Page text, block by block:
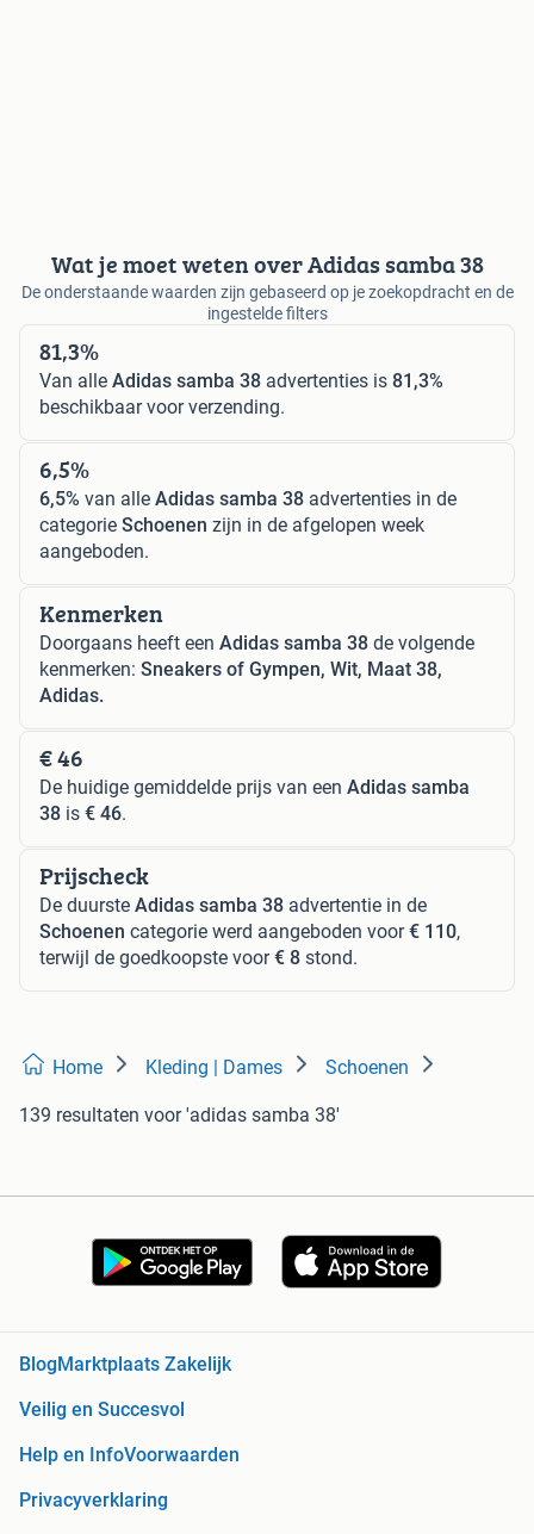
Wat je moet weten over Adidas samba 38
De onderstaande waarden zijn gebaseerd op je zoekopdracht en de
ingestelde filters
81,3%
Van alle Adidas samba 38 advertenties is 81,3%
beschikbaar voor verzending.
6,5%
6,5% van alle Adidas samba 38 advertenties in de
categorie Schoenen zijn in de afgelopen week
aangeboden.
Kenmerken
Doorgaans heeft een Adidas samba 38 de volgende
kenmerken: Sneakers of Gympen, Wit, Maat 38,
Adidas.
€ 46
De huidige gemiddelde prijs van een Adidas samba
38 is € 46.
Prijscheck
De duurste Adidas samba 38 advertentie in de
Schoenen categorie werd aangeboden voor€ 110,
terwijl de goedkoopste voor€ 8 stond.
Home Kleding | Dames Schoenen
139 resultaten voor 'adidas samba 38'
BlogMarktplaats Zakelijk
Veilig en Succesvol
Help en InfoVoorwaarden
Privacyverklaring